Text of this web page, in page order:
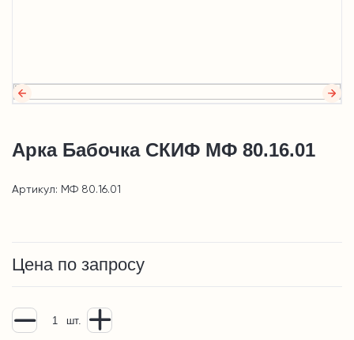
Арка Бабочка СКИФ МФ 80.16.01
Артикул: МФ 80.16.01
Цена по запросу
шт.